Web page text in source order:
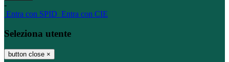
-
Entra con SPID Entra con CIE
Seleziona utente
button close ×